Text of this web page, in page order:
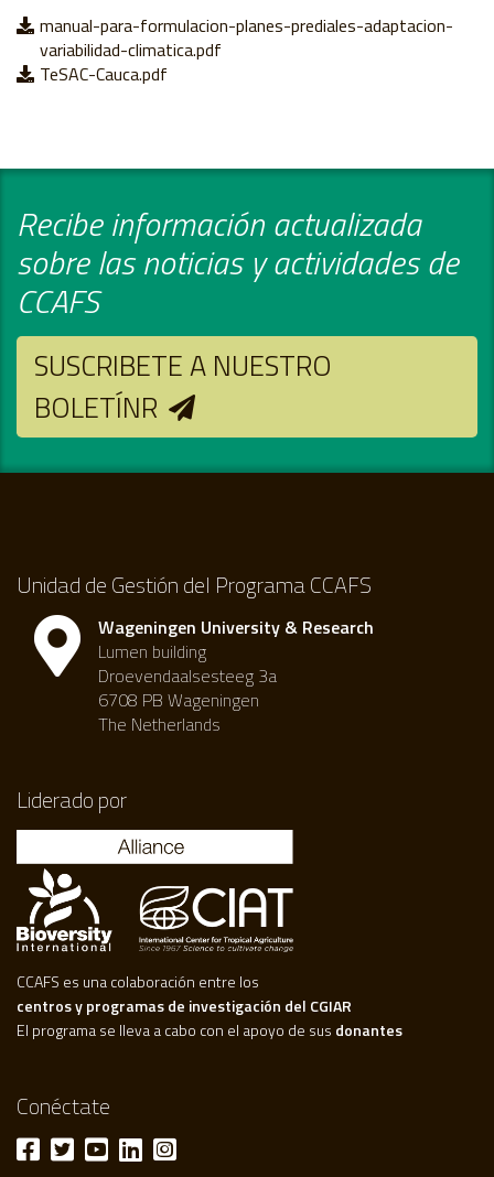
manual-para-formulacion-planes-prediales-adaptacion-
variabilidad-climatica.pdf
TeSAC-Cauca.pdf
Recibe información actualizada
sobre las noticias y actividades de
CCAFS
SUSCRIBETE A NUESTRO
BOLETÍNR
Unidad de Gestión del Programa CCAFS
Wageningen University & Research
Lumen building
Droevendaalsesteeg 3a
6708 PB Wageningen
The Netherlands
Liderado por
CCAFS es una colaboración entre los
centros y programas de investigación del CGIAR
El programa se lleva a cabo con el apoyo de sus donantes
Conéctate